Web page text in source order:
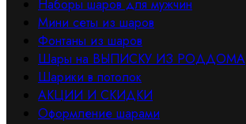
Наборы шаров для мужчин
Мини сеты из шаров
Фонтаны из шаров
Шары на ВЫПИСКУ ИЗ РОДДОМА
Шарики в потолок
АКЦИИ И СКИДКИ
Оформление шарами